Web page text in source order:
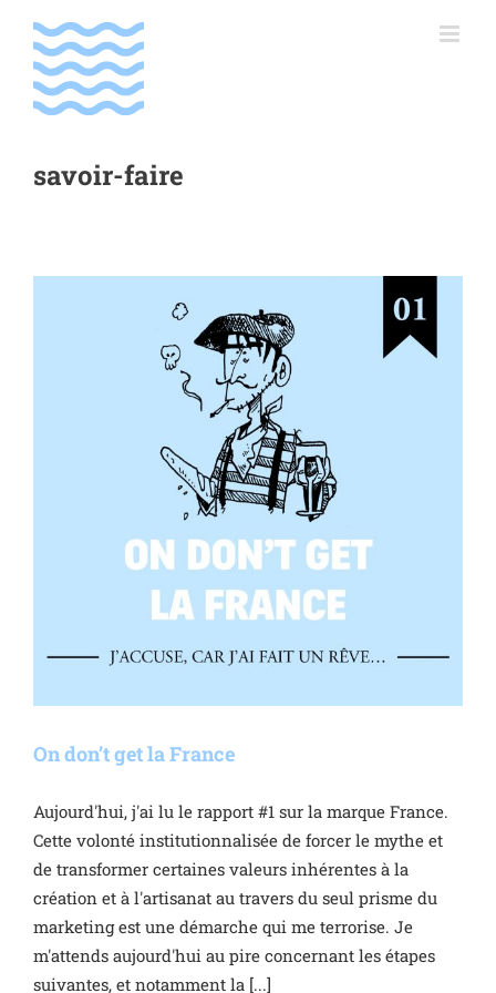
contenu
savoir-faire
On don’t get la France
Aujourd'hui, j'ai lu le rapport #1 sur la marque France.
Cette volonté institutionnalisée de forcer le mythe et
de transformer certaines valeurs inhérentes à la
création et à l'artisanat au travers du seul prisme du
marketing est une démarche qui me terrorise. Je
m'attends aujourd'hui au pire concernant les étapes
suivantes, et notamment la [...]